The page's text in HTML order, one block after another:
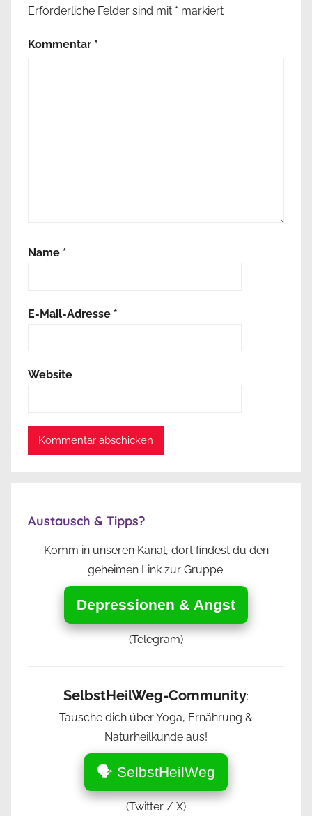
Erforderliche Felder sind mit * markiert
Kommentar *
Name *
E-Mail-Adresse *
Website
Austausch & Tipps?
Komm in unseren Kanal, dort findest du den
geheimen Link zur Gruppe:
Depressionen & Angst
(Telegram)
SelbstHeilWeg-Community:
Tausche dich über Yoga, Ernährung &
Naturheilkunde aus!
🗣️ SelbstHeilWeg
(Twitter / X)